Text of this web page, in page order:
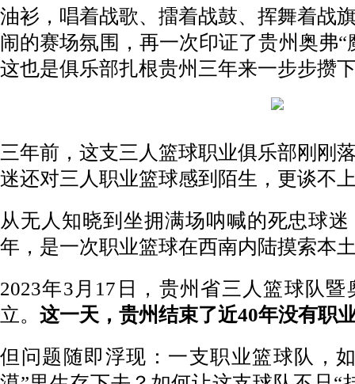
油衫，唱着战歌、擂着战鼓、挥舞着战
闹的赛场氛围，再一次印证了贵州奥弗
这也是俱乐部扎根贵州三年来一步步攒
三年前，这支三人篮球职业俱乐部刚刚
迷还对三人职业篮球感到陌生，更谈不
从无人知晓到坐拥满场呐喊的死忠球
年，是一次职业篮球在西南内陆摸索本
2023年3月17日，贵州省三人篮球队
立。 这一天，贵州结束了近40年没有职
但问题随即浮现：一支职业篮球队，